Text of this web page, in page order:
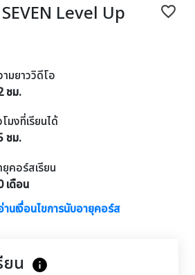
favorite_border
Level Up
ามยาววิดีโอ
ชม.
มงที่เรียนได้
ชม.
ยุคอร์สเรียน
เดือน
นเงื่อนไขการนับอายุคอร์ส
ยน info